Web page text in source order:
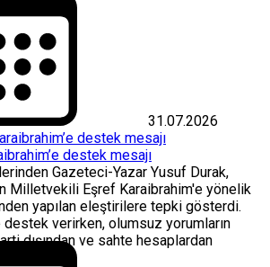
31.07.2026
destek mesajı
Gazeteci-Yazar Yusuf Durak,
Milletvekili Eşref Karaibrahim'e yönelik
yapılan eleştirilere tepki gösterdi.
destek verirken, olumsuz yorumların
dışından ve sahte hesaplardan